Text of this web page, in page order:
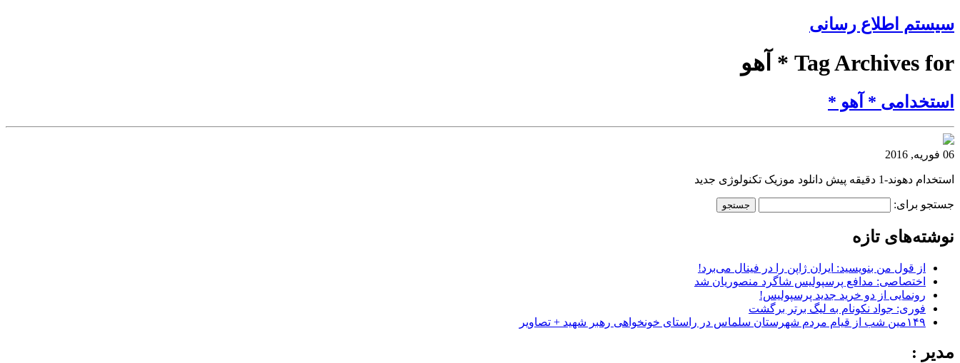
سیستم اطلاع رسانی
Tag Archives for * آهو
استخدامی * آهو *
06 فوریه, 2016
استخدام دهوند-1 دقیقه پیش دانلود موزیک تکنولوژی جدید
جستجو برای:
نوشته‌های تازه
از قول من بنویسید: ایران ژاپن را در فینال می‌برد!
اختصاصی: مدافع پرسپولیس شاگرد منصوریان شد
رونمایی از دو خرید جدید پرسپولیس!
فوری: جواد نکونام به لیگ برتر برگشت
۱۴۹مین شب از قیام مردم شهرستان سلماس در راستای خونخواهی رهبر شهید + تصاویر
مدیر :